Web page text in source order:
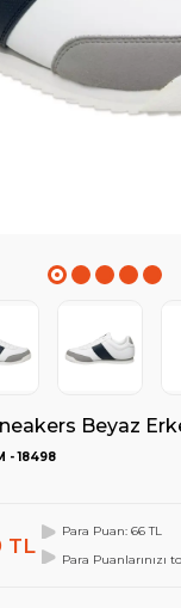
Beyaz
- 18498
TL
Para Puan: 66 TL
Para Puanlarınızı